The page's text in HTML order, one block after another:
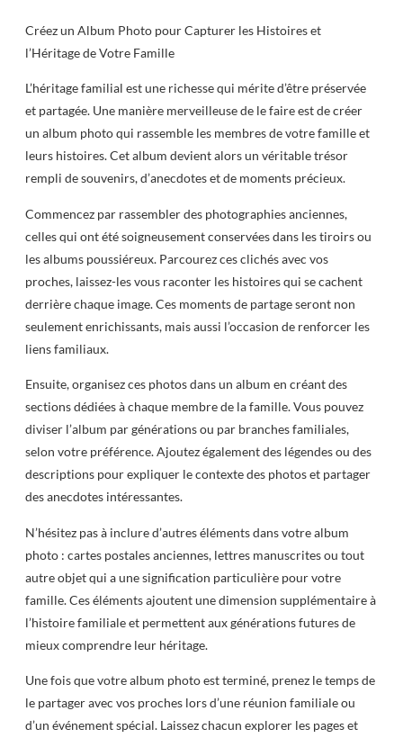
Créez un Album Photo pour Capturer les Histoires et
l’Héritage de Votre Famille
L’héritage familial est une richesse qui mérite d’être préservée
et partagée. Une manière merveilleuse de le faire est de créer
un album photo qui rassemble les membres de votre famille et
leurs histoires. Cet album devient alors un véritable trésor
rempli de souvenirs, d’anecdotes et de moments précieux.
Commencez par rassembler des photographies anciennes,
celles qui ont été soigneusement conservées dans les tiroirs ou
les albums poussiéreux. Parcourez ces clichés avec vos
proches, laissez-les vous raconter les histoires qui se cachent
derrière chaque image. Ces moments de partage seront non
seulement enrichissants, mais aussi l’occasion de renforcer les
liens familiaux.
Ensuite, organisez ces photos dans un album en créant des
sections dédiées à chaque membre de la famille. Vous pouvez
diviser l’album par générations ou par branches familiales,
selon votre préférence. Ajoutez également des légendes ou des
descriptions pour expliquer le contexte des photos et partager
des anecdotes intéressantes.
N’hésitez pas à inclure d’autres éléments dans votre album
photo : cartes postales anciennes, lettres manuscrites ou tout
autre objet qui a une signification particulière pour votre
famille. Ces éléments ajoutent une dimension supplémentaire à
l’histoire familiale et permettent aux générations futures de
mieux comprendre leur héritage.
Une fois que votre album photo est terminé, prenez le temps de
le partager avec vos proches lors d’une réunion familiale ou
d’un événement spécial. Laissez chacun explorer les pages et